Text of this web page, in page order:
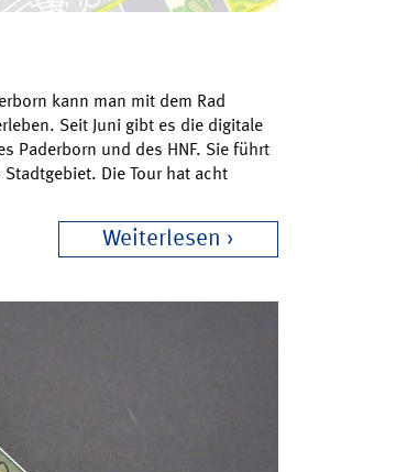
kann man mit dem Rad
Seit Juni gibt es die digitale
Paderborn und des HNF. Sie führt
Die Tour hat acht
Weiterlesen